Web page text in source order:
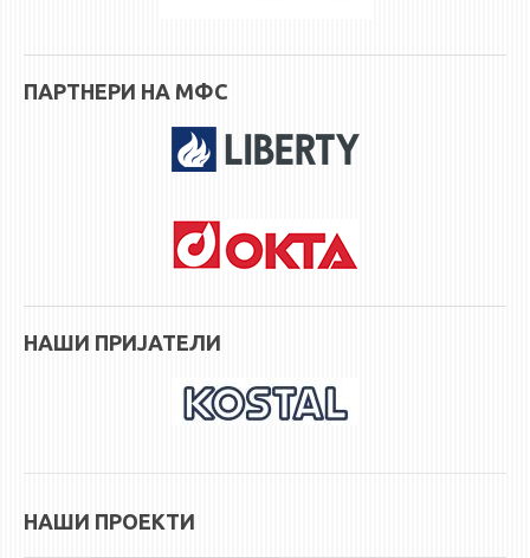
DA VINCI MAGAZINE
ПАРТНЕРИ НА МФС
НАШИ ПРИЈАТЕЛИ
НАШИ ПРОЕКТИ